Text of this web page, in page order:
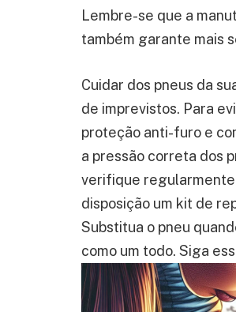
Lembre-se que a
também garante mais
Cuidar dos pneus da
de imprevistos. Para
proteção anti-furo e
a pressão correta dos
verifique regularmente
disposição um kit de
Substitua o pneu
como um todo. Siga